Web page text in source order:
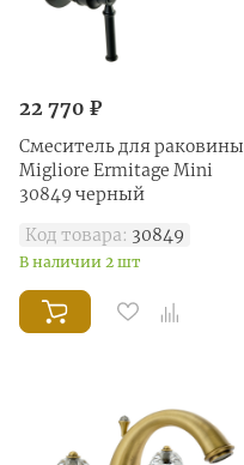
22 770 ₽
Смеситель для раковины
Migliore Ermitage Mini
30849 черный
Код товара: 30849
В наличии 2 шт